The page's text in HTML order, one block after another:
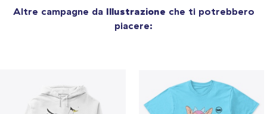
Altre campagne da Illustrazione che ti potrebbero
piacere: